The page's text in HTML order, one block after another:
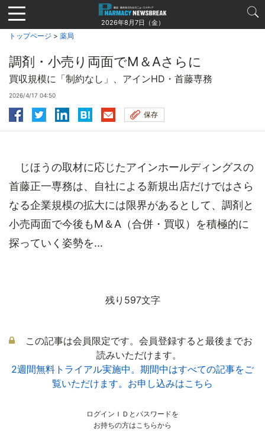
Jump
to
navigation
2026年8月7日（金）
トップページ > 薬局
調剤・小売り両面でM＆Aさらに
買収規模に「制約なし」、アインHD・首藤専務
2026/4/17 04:50
保存
じほうの取材に応じたアインホールディングスの
首藤正一専務は、自社による新規出店だけではさら
なる企業規模の拡大には限界があるとして、調剤と
小売両面で今後もM＆A（合併・買収）を積極的に
探っていく姿勢を...
残り597文字
この記事は会員限定です。会員登録すると最後までお
読みいただけます。
2週間無料トライアル実施中。期間中はすべての記事をご
覧いただけます。お申し込みはこちら
ログインＩＤとパスワードを
お持ちの方はこちらから